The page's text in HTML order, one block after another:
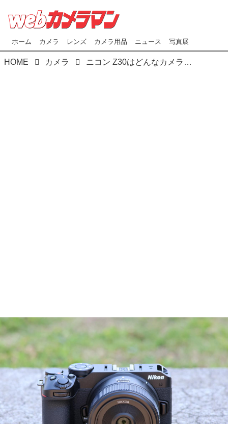
ホーム カメラ レンズ カメラ用品 ニュース 写真展
HOME カメラ ニコン Z30はどんなカメラ？ プロカメラマンが実写して解説！